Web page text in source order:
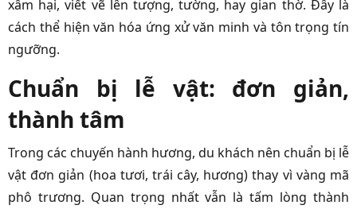
xâm hại, viết vẽ lên tượng, tường, hay gian thờ. Đây là
cách thể hiện văn hóa ứng xử văn minh và tôn trọng tín
ngưỡng.
Chuẩn bị lễ vật: đơn giản,
thành tâm
Trong các chuyến hành hương, du khách nên chuẩn bị lễ
vật đơn giản (hoa tươi, trái cây, hương) thay vì vàng mã
phô trương. Quan trọng nhất vẫn là tấm lòng thành